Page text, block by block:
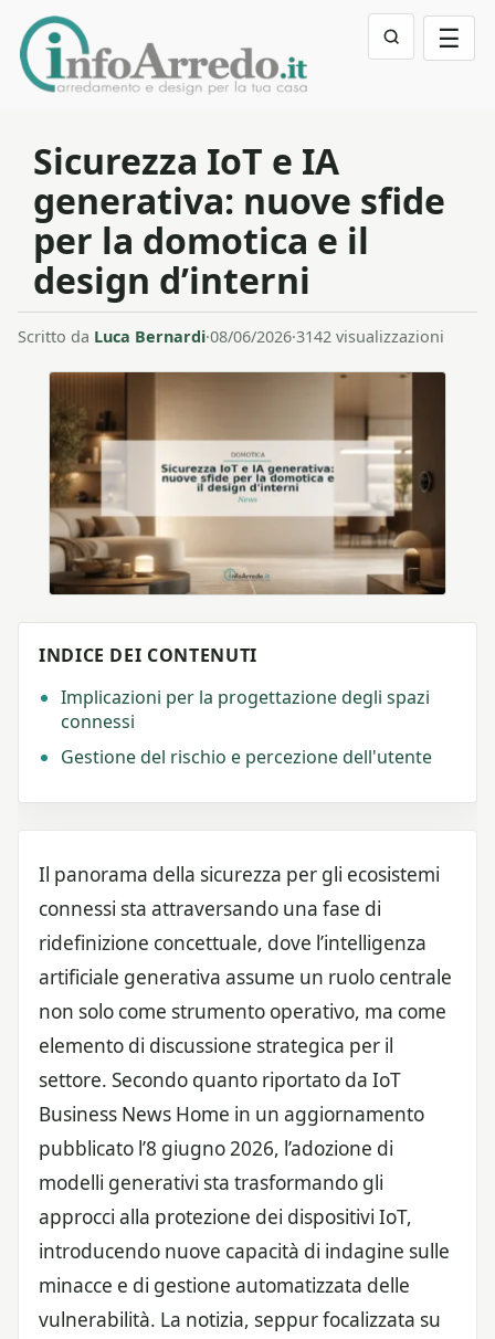
☰
Sicurezza IoT e IA
generativa: nuove sfide
per la domotica e il
design d’interni
Scritto da Luca Bernardi·08/06/2026·3142 visualizzazioni
INDICE DEI CONTENUTI
Implicazioni per la progettazione degli spazi
connessi
Gestione del rischio e percezione dell'utente
Il panorama della sicurezza per gli ecosistemi
connessi sta attraversando una fase di
ridefinizione concettuale, dove l’intelligenza
artificiale generativa assume un ruolo centrale
non solo come strumento operativo, ma come
elemento di discussione strategica per il
settore. Secondo quanto riportato da IoT
Business News Home in un aggiornamento
pubblicato l’8 giugno 2026, l’adozione di
modelli generativi sta trasformando gli
approcci alla protezione dei dispositivi IoT,
introducendo nuove capacità di indagine sulle
minacce e di gestione automatizzata delle
vulnerabilità. La notizia, seppur focalizzata su